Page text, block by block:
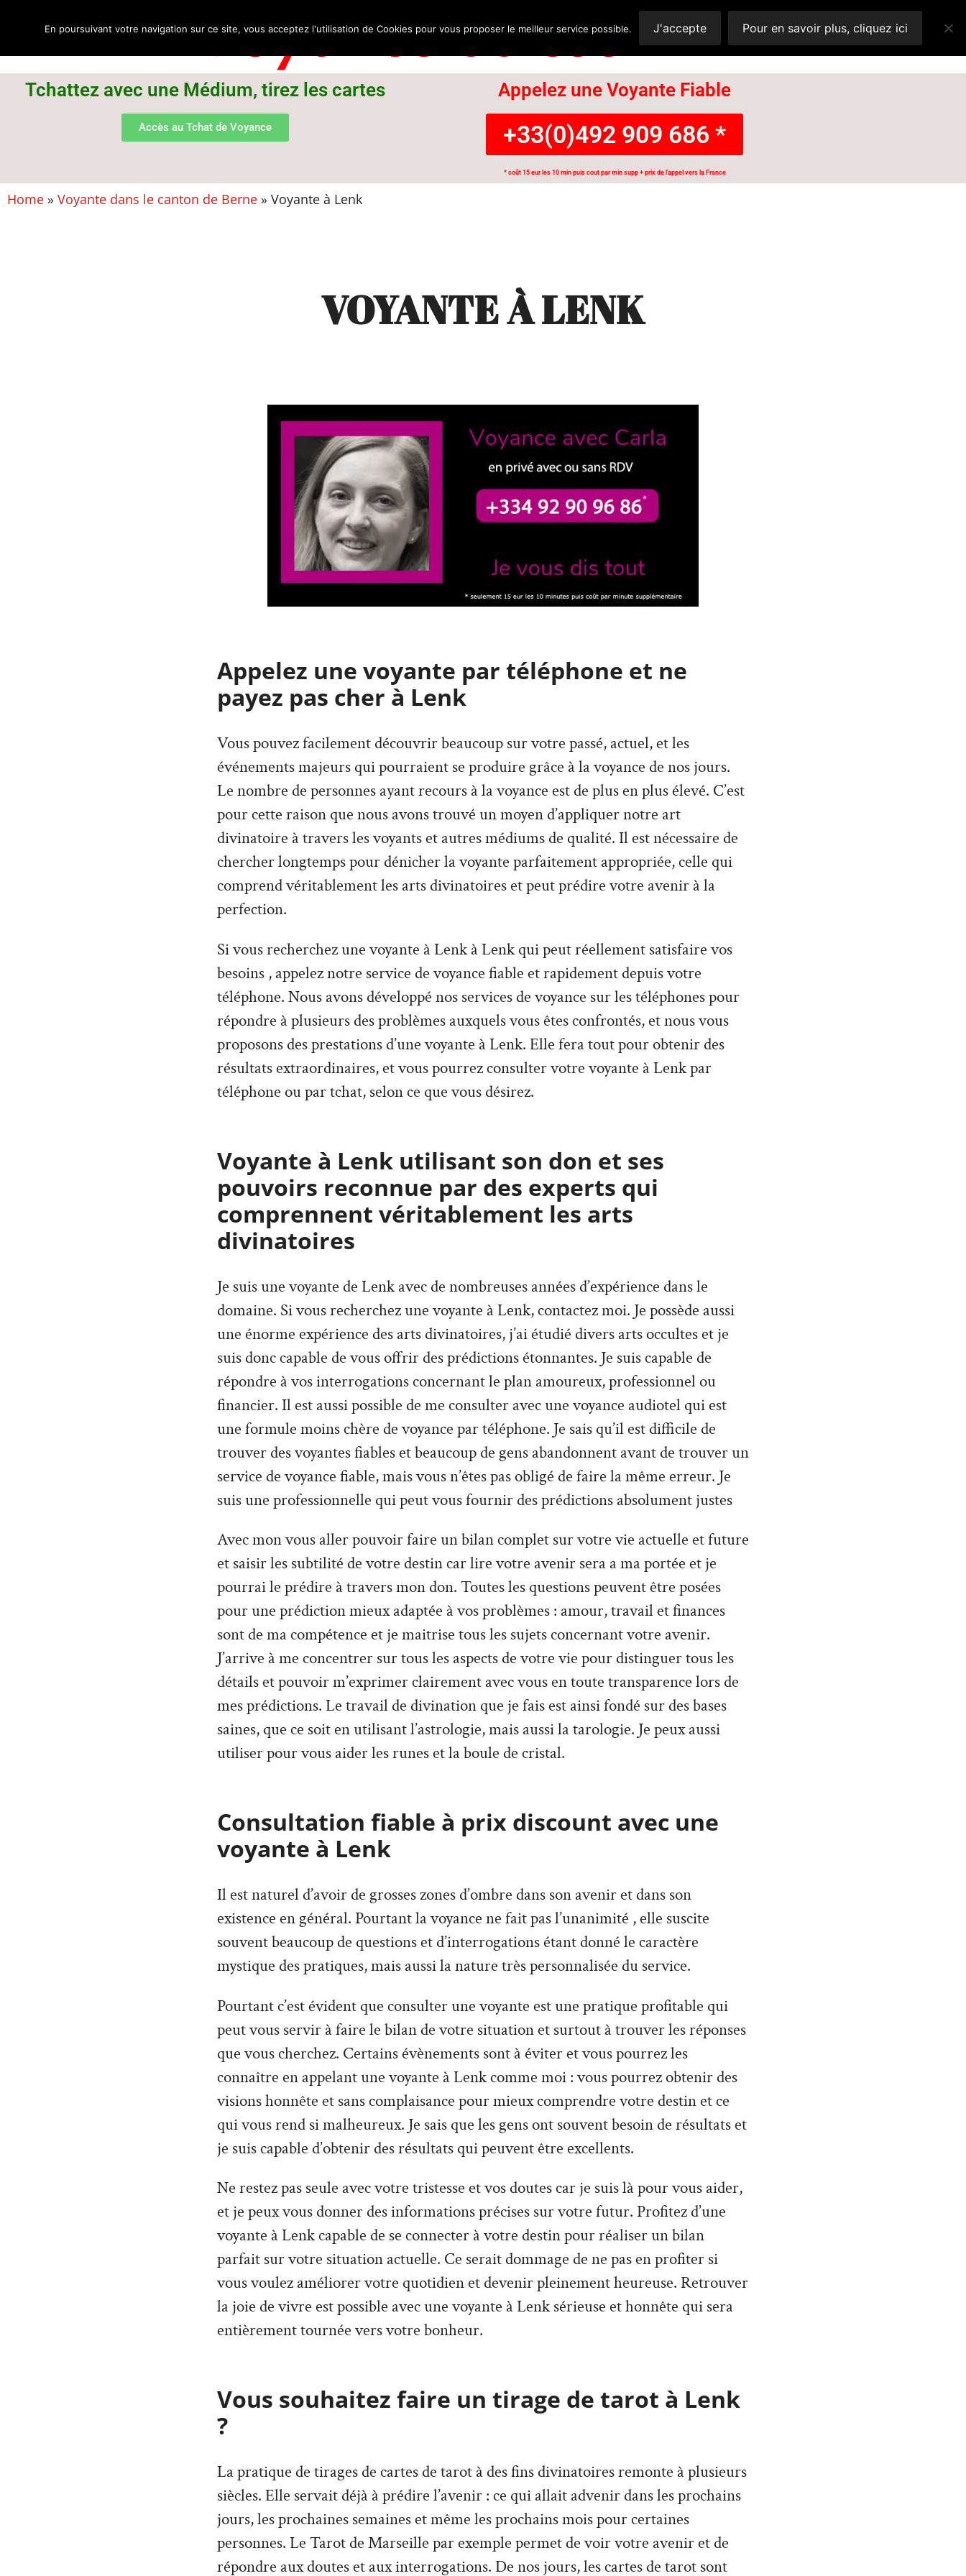
Voyance Suisse
Tchattez avec une Médium, tirez les cartes
Accès au Tchat de Voyance
Appelez une Voyante Fiable
+33(0)492 909 686 *
* coût 15 eur les 10 min puis cout par min supp + prix de l'appel vers la France
Home » Voyante dans le canton de Berne » Voyante à Lenk
VOYANTE À LENK
Appelez une voyante par téléphone et ne
payez pas cher à Lenk
Vous pouvez facilement découvrir beaucoup sur votre passé, actuel, et les
événements majeurs qui pourraient se produire grâce à la voyance de nos jours.
Le nombre de personnes ayant recours à la voyance est de plus en plus élevé. C’est
pour cette raison que nous avons trouvé un moyen d’appliquer notre art
divinatoire à travers les voyants et autres médiums de qualité. Il est nécessaire de
chercher longtemps pour dénicher la voyante parfaitement appropriée, celle qui
comprend véritablement les arts divinatoires et peut prédire votre avenir à la
perfection.
Si vous recherchez une voyante à Lenk à Lenk qui peut réellement satisfaire vos
besoins , appelez notre service de voyance fiable et rapidement depuis votre
téléphone. Nous avons développé nos services de voyance sur les téléphones pour
répondre à plusieurs des problèmes auxquels vous êtes confrontés, et nous vous
proposons des prestations d’une voyante à Lenk. Elle fera tout pour obtenir des
résultats extraordinaires, et vous pourrez consulter votre voyante à Lenk par
téléphone ou par tchat, selon ce que vous désirez.
Voyante à Lenk utilisant son don et ses
pouvoirs reconnue par des experts qui
comprennent véritablement les arts
divinatoires
Je suis une voyante de Lenk avec de nombreuses années d’expérience dans le
domaine. Si vous recherchez une voyante à Lenk, contactez moi. Je possède aussi
une énorme expérience des arts divinatoires, j’ai étudié divers arts occultes et je
suis donc capable de vous offrir des prédictions étonnantes. Je suis capable de
répondre à vos interrogations concernant le plan amoureux, professionnel ou
financier. Il est aussi possible de me consulter avec une voyance audiotel qui est
une formule moins chère de voyance par téléphone. Je sais qu’il est difficile de
trouver des voyantes fiables et beaucoup de gens abandonnent avant de trouver un
service de voyance fiable, mais vous n’êtes pas obligé de faire la même erreur. Je
suis une professionnelle qui peut vous fournir des prédictions absolument justes
Avec mon vous aller pouvoir faire un bilan complet sur votre vie actuelle et future
et saisir les subtilité de votre destin car lire votre avenir sera a ma portée et je
pourrai le prédire à travers mon don. Toutes les questions peuvent être posées
pour une prédiction mieux adaptée à vos problèmes : amour, travail et finances
sont de ma compétence et je maitrise tous les sujets concernant votre avenir.
J’arrive à me concentrer sur tous les aspects de votre vie pour distinguer tous les
détails et pouvoir m’exprimer clairement avec vous en toute transparence lors de
mes prédictions. Le travail de divination que je fais est ainsi fondé sur des bases
saines, que ce soit en utilisant l’astrologie, mais aussi la tarologie. Je peux aussi
utiliser pour vous aider les runes et la boule de cristal.
Consultation fiable à prix discount avec une
voyante à Lenk
Il est naturel d’avoir de grosses zones d’ombre dans son avenir et dans son
existence en général. Pourtant la voyance ne fait pas l’unanimité , elle suscite
souvent beaucoup de questions et d’interrogations étant donné le caractère
mystique des pratiques, mais aussi la nature très personnalisée du service.
Pourtant c’est évident que consulter une voyante est une pratique profitable qui
peut vous servir à faire le bilan de votre situation et surtout à trouver les réponses
que vous cherchez. Certains évènements sont à éviter et vous pourrez les
connaître en appelant une voyante à Lenk comme moi : vous pourrez obtenir des
visions honnête et sans complaisance pour mieux comprendre votre destin et ce
qui vous rend si malheureux. Je sais que les gens ont souvent besoin de résultats et
je suis capable d’obtenir des résultats qui peuvent être excellents.
Ne restez pas seule avec votre tristesse et vos doutes car je suis là pour vous aider,
et je peux vous donner des informations précises sur votre futur. Profitez d’une
voyante à Lenk capable de se connecter à votre destin pour réaliser un bilan
parfait sur votre situation actuelle. Ce serait dommage de ne pas en profiter si
vous voulez améliorer votre quotidien et devenir pleinement heureuse. Retrouver
la joie de vivre est possible avec une voyante à Lenk sérieuse et honnête qui sera
entièrement tournée vers votre bonheur.
Vous souhaitez faire un tirage de tarot à Lenk
?
La pratique de tirages de cartes de tarot à des fins divinatoires remonte à plusieurs
siècles. Elle servait déjà à prédire l’avenir : ce qui allait advenir dans les prochains
jours, les prochaines semaines et même les prochains mois pour certaines
personnes. Le Tarot de Marseille par exemple permet de voir votre avenir et de
répondre aux doutes et aux interrogations. De nos jours, les cartes de tarot sont
En poursuivant votre navigation sur ce site, vous acceptez l'utilisation de Cookies pour vous proposer le meilleur service possible. J'accepte Pour en savoir plus, cliquez ici